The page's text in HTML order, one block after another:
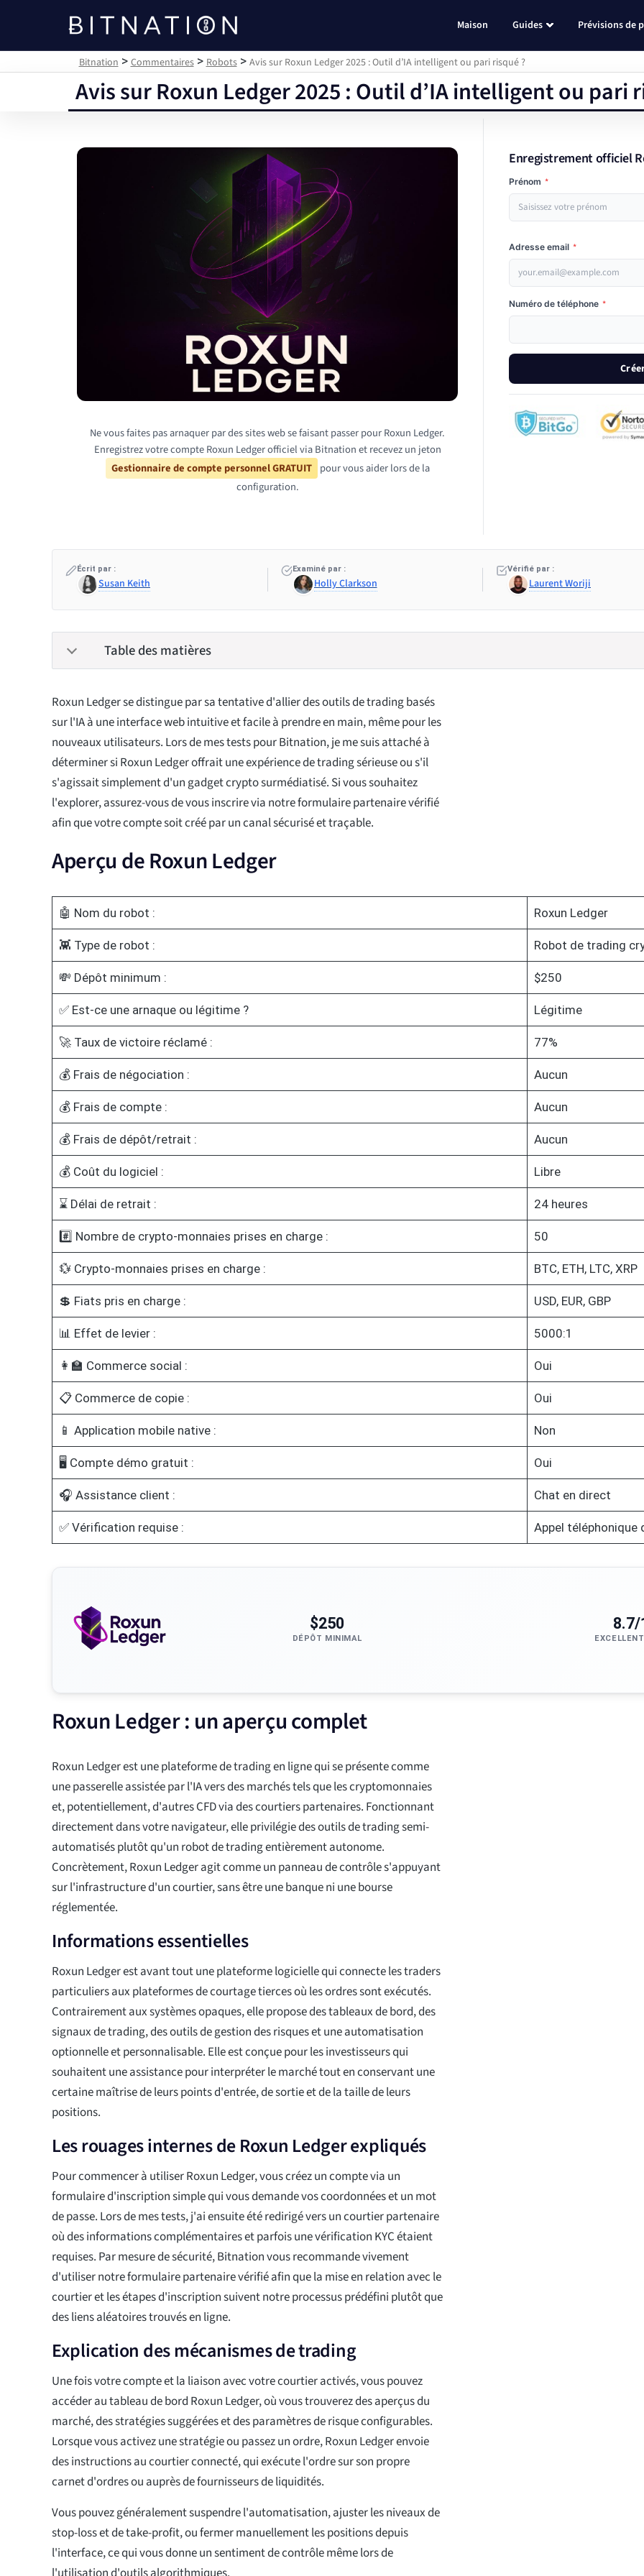
Bitnation
Maison Guides Prévisions de
Bitnation >Commentaires>Robots> Avis sur Roxun Ledger 2025 : Outil d’IA intelligent ou pari risqué ?
Avis sur Roxun Ledger 2025 : Outil d’IA intelligent ou pari
Ne vous faites pas arnaquer par des sites web se faisant passer pour Roxun Ledger.
Enregistrez votre compte Roxun Ledger officiel via Bitnation et recevez un jeton
Gestionnaire de compte personnel GRATUIT pour vous aider lors de la
configuration.
Enregistrement officiel
Prénom *
Adresse email *
Numéro de téléphone *
Écrit par :
Susan Keith
Examiné par :
Holly Clarkson
Vérifié par :
Laurent Woriji
Table des matières
Roxun Ledger se distingue par sa tentative d'allier des outils de trading basés
sur l'IA à une interface web intuitive et facile à prendre en main, même pour les
nouveaux utilisateurs. Lors de mes tests pour Bitnation, je me suis attaché à
déterminer si Roxun Ledger offrait une expérience de trading sérieuse ou s'il
s'agissait simplement d'un gadget crypto surmédiatisé. Si vous souhaitez
l'explorer, assurez-vous de vous inscrire via notre formulaire partenaire vérifié
afin que votre compte soit créé par un canal sécurisé et traçable.
Aperçu de Roxun Ledger
🤖 Nom du robot : Roxun Ledger
👾 Type de robot : Robot de trading
💸 Dépôt minimum : $250
✅ Est-ce une arnaque ou légitime ? Légitime
🚀 Taux de victoire réclamé : 77%
💰 Frais de négociation : Aucun
💰 Frais de compte : Aucun
💰 Frais de dépôt/retrait : Aucun
💰 Coût du logiciel : Libre
⌛ Délai de retrait : 24 heures
#️⃣ Nombre de crypto-monnaies prises en charge : 50
💱 Crypto-monnaies prises en charge : BTC, ETH, LTC, XRP
💲 Fiats pris en charge : USD, EUR, GBP
📊 Effet de levier : 5000:1
👩‍🏫 Commerce social : Oui
📋 Commerce de copie : Oui
📱 Application mobile native : Non
🖥️ Compte démo gratuit : Oui
🎧 Assistance client : Chat en direct
✅ Vérification requise : Appel téléphonique
$250
DÉPÔT MINIMAL
8.7/
Roxun Ledger : un aperçu complet
Roxun Ledger est une plateforme de trading en ligne qui se présente comme
une passerelle assistée par l'IA vers des marchés tels que les cryptomonnaies
et, potentiellement, d'autres CFD via des courtiers partenaires. Fonctionnant
directement dans votre navigateur, elle privilégie des outils de trading semi-
automatisés plutôt qu'un robot de trading entièrement autonome.
Concrètement, Roxun Ledger agit comme un panneau de contrôle s'appuyant
sur l'infrastructure d'un courtier, sans être une banque ni une bourse
réglementée.
Informations essentielles
Roxun Ledger est avant tout une plateforme logicielle qui connecte les traders
particuliers aux plateformes de courtage tierces où les ordres sont exécutés.
Contrairement aux systèmes opaques, elle propose des tableaux de bord, des
signaux de trading, des outils de gestion des risques et une automatisation
optionnelle et personnalisable. Elle est conçue pour les investisseurs qui
souhaitent une assistance pour interpréter le marché tout en conservant une
certaine maîtrise de leurs points d'entrée, de sortie et de la taille de leurs
positions.
Les rouages internes de Roxun Ledger expliqués
Pour commencer à utiliser Roxun Ledger, vous créez un compte via un
formulaire d'inscription simple qui vous demande vos coordonnées et un mot
de passe. Lors de mes tests, j'ai ensuite été redirigé vers un courtier partenaire
où des informations complémentaires et parfois une vérification KYC étaient
requises. Par mesure de sécurité, Bitnation vous recommande vivement
d'utiliser notre formulaire partenaire vérifié afin que la mise en relation avec le
courtier et les étapes d'inscription suivent notre processus prédéfini plutôt que
des liens aléatoires trouvés en ligne.
Explication des mécanismes de trading
Une fois votre compte et la liaison avec votre courtier activés, vous pouvez
accéder au tableau de bord Roxun Ledger, où vous trouverez des aperçus du
marché, des stratégies suggérées et des paramètres de risque configurables.
Lorsque vous activez une stratégie ou passez un ordre, Roxun Ledger envoie
des instructions au courtier connecté, qui exécute l'ordre sur son propre
carnet d'ordres ou auprès de fournisseurs de liquidités.
Vous pouvez généralement suspendre l'automatisation, ajuster les niveaux de
stop-loss et de take-profit, ou fermer manuellement les positions depuis
l'interface, ce qui vous donne un sentiment de contrôle même lors de